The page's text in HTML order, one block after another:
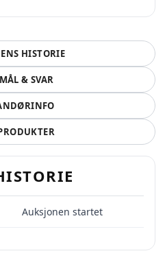
HISTORIE
& SVAR
Auksjonen startet